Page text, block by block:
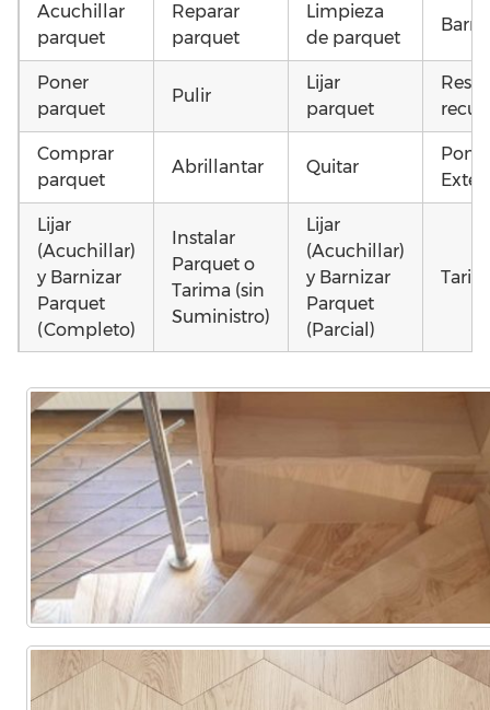
Acuchillar
parquet
Reparar
parquet
Limpieza
de parquet
Poner
parquet
Pulir
Lijar
parquet
Comprar
parquet
Abrillantar Quitar
Lijar
(Acuchillar)
y Barnizar
Parquet
(Completo)
Instalar
Parquet o
Tarima (sin
Suministro)
Lijar
(Acuchillar)
y Barnizar
Parquet
(Parcial)
parquet o
Tarima
Local
Comercial
parquet o
Tarima
Vivienda
(Completa)
Vivienda